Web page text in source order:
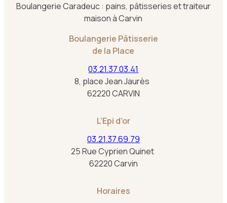
Boulangerie Caradeuc : pains, pâtisseries et traiteur
maison à Carvin
Boulangerie Pâtisserie
de la Place
03.21.37.03.41
8, place Jean Jaurès
62220 CARVIN
L’Epi d’or
03.21.37.69.79
25 Rue Cyprien Quinet
62220 Carvin
Horaires